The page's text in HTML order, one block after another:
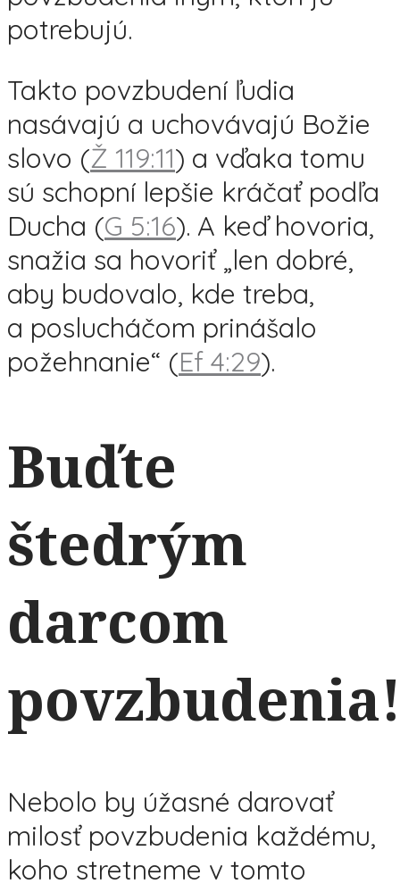
potrebujú.
Takto povzbudení ľudia
nasávajú a uchovávajú Božie
slovo (Ž 119:11) a vďaka tomu
sú schopní lepšie kráčať podľa
Ducha (G 5:16). A keď hovoria,
snažia sa hovoriť „len dobré,
aby budovalo, kde treba,
a poslucháčom prinášalo
požehnanie“ (Ef 4:29).
Buďte
štedrým
darcom
Nebolo by úžasné darovať
milosť povzbudenia každému,
koho stretneme v tomto